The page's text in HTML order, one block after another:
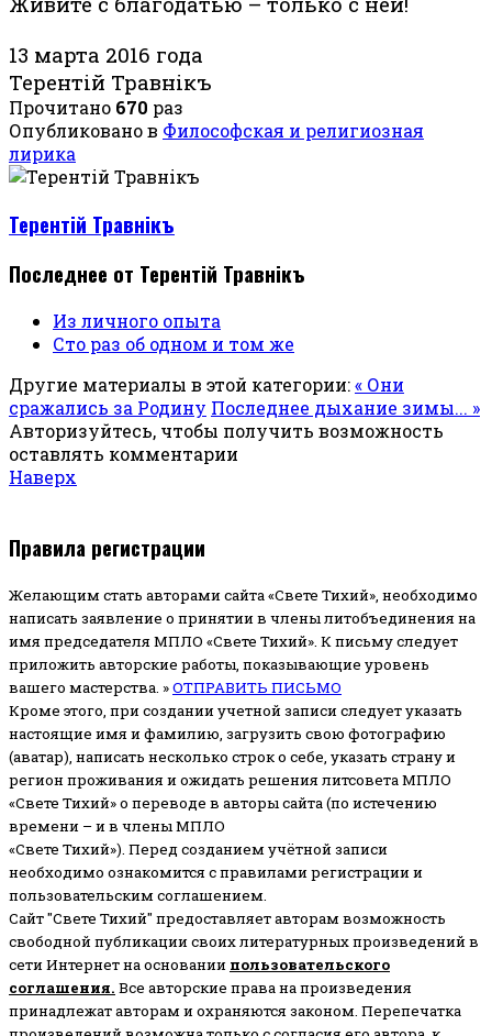
13 марта 2016 года
Терентiй Травнiкъ
Прочитано 670 раз
Опубликовано в Философская и религиозная
лирика
Терентiй Травнiкъ
Последнее от Терентiй Травнiкъ
Из личного опыта
Сто раз об одном и том же
Другие материалы в этой категории:« Они
сражались за Родину Последнее дыхание зимы... »
Авторизуйтесь, чтобы получить возможность
оставлять комментарии
Наверх
Правила регистрации
Желающим стать авторами сайта «Свете Тихий», необходимо
написать заявление о принятии в члены литобъединения на
имя председателя МПЛО «Свете Тихий». К письму следует
приложить авторские работы, показывающие уровень
вашего мастерства. »ОТПРАВИТЬ ПИСЬМО
Кроме этого, при создании учетной записи следует указать
настоящие имя и фамилию, загрузить свою фотографию
(аватар), написать несколько строк о себе, указать страну и
регион проживания и ожидать решения литсовета МПЛО
«Свете Тихий» о переводе в авторы сайта (по истечению
времени – и в члены МПЛО
«Свете Тихий»). Перед созданием учётной записи
необходимо ознакомится с правилами регистрации и
пользовательским соглашением.
Сайт "Свете Тихий" предоставляет авторам возможность
свободной публикации своих литературных произведений в
сети Интернет на основании пользовательского
соглашения. Все авторские права на произведения
принадлежат авторам и охраняются законом. Перепечатка